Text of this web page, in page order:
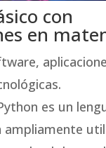
con
en
es un
ampliamente